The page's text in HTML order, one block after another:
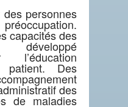
des personnes
capacités des
développé
l’éducation
patient. Des
des
de maladies